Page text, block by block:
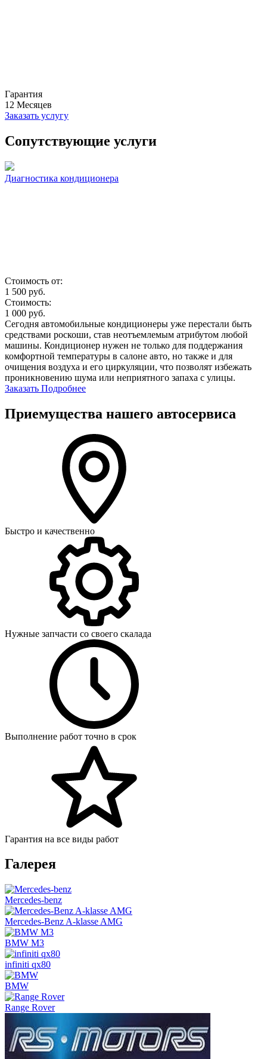
Гарантия
12 Месяцев
Заказать услугу
Сопутствующие услуги
Диагностика кондиционера
Стоимость от:
1 500 руб.
Стоимость:
1 000 руб.
Сегодня автомобильные кондиционеры уже перестали быть
средствами роскоши, став неотъемлемым атрибутом любой
машины. Кондиционер нужен не только для поддержания
комфортной температуры в салоне авто, но также и для
очищения воздуха и его циркуляции, что позволят избежать
проникновению шума или неприятного запаха с улицы.
Заказать Подробнее
Приемущества нашего автосервиса
Быстро и качественно
Нужные запчасти со своего скалада
Выполнение работ точно в срок
Гарантия на все виды работ
Галерея
Mercedes-benz
Mercedes-Benz A-klasse AMG
BMW M3
infiniti qx80
BMW
Range Rover